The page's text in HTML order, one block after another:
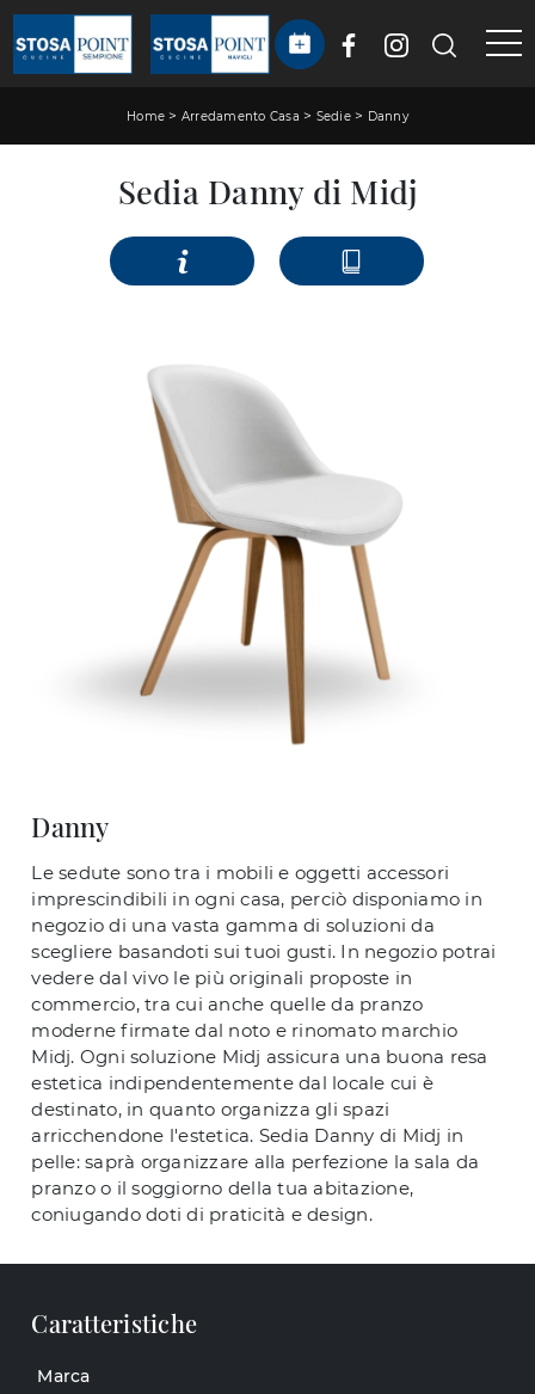
Home > Arredamento Casa > Sedie > Danny
Sedia Danny di Midj
Danny
Le sedute sono tra i mobili e oggetti accessori
imprescindibili in ogni casa, perciò disponiamo in
negozio di una vasta gamma di soluzioni da
scegliere basandoti sui tuoi gusti. In negozio potrai
vedere dal vivo le più originali proposte in
commercio, tra cui anche quelle da pranzo
moderne firmate dal noto e rinomato marchio
Midj. Ogni soluzione Midj assicura una buona resa
estetica indipendentemente dal locale cui è
destinato, in quanto organizza gli spazi
arricchendone l'estetica. Sedia Danny di Midj in
pelle: saprà organizzare alla perfezione la sala da
pranzo o il soggiorno della tua abitazione,
coniugando doti di praticità e design.
Caratteristiche
Marca